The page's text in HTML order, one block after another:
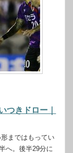
つきドロー｜
まではもってい
へ。後半29分に